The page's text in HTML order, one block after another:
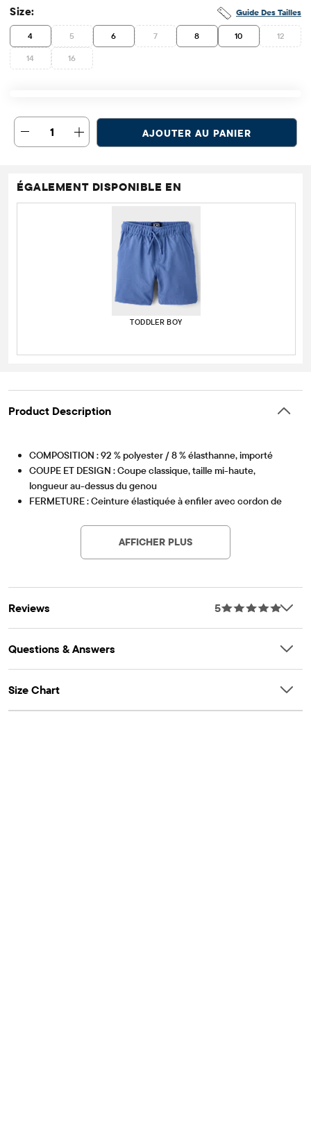
Guide Des Tailles
Size:
4 5 6 7 8 10 12
14 16
1 AJOUTER AU PANIER
ÉGALEMENT DISPONIBLE EN
TODDLER BOY
Product Description
COMPOSITION : 92 % polyester / 8 % élasthanne, importé
COUPE ET DESIGN : Coupe classique, taille mi-haute,
longueur au-dessus du genou
FERMETURE : Ceinture élastiquée à enfiler avec cordon de
CARACTÉRISTIQUES : Séchage rapide, évacuation de
l'humidité, poches avant obliques et arrière plaquées
AFFICHER PLUS
Reviews 5
Questions & Answers
Size Chart